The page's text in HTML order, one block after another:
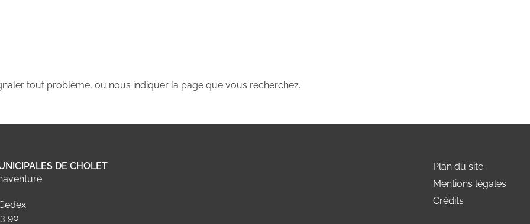
tout problème, ou nous indiquer la page que vous recherchez.
DE CHOLET
90
Plan du site
Mentions légales
Crédits